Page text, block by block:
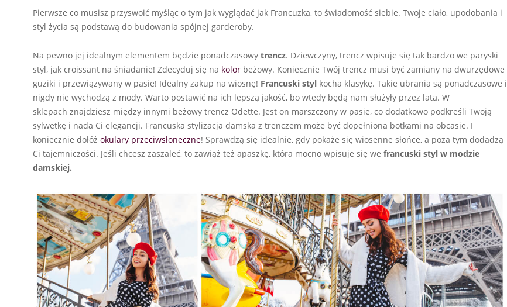
Pierwsze co musisz przyswoić myśląc o tym jak wyglądać jak Francuzka, to świadomość siebie. Twoje ciało, upodobania i
styl życia są podstawą do budowania spójnej garderoby.
Na pewno jej idealnym elementem będzie ponadczasowy trencz. Dziewczyny, trencz wpisuje się tak bardzo we paryski
styl, jak croissant na śniadanie! Zdecyduj się na kolor beżowy. Koniecznie Twój trencz musi być zamiany na dwurzędowe
guziki i przewiązywany w pasie! Idealny zakup na wiosnę! Francuski styl kocha klasykę. Takie ubrania są ponadczasowe i
nigdy nie wychodzą z mody. Warto postawić na ich lepszą jakość, bo wtedy będą nam służyły przez lata. W
sklepach znajdziesz między innymi beżowy trencz Odette. Jest on marszczony w pasie, co dodatkowo podkreśli Twoją
sylwetkę i nada Ci elegancji. Francuska stylizacja damska z trenczem może być dopełniona botkami na obcasie. I
koniecznie dołóż okulary przeciwsłoneczne! Sprawdzą się idealnie, gdy pokaże się wiosenne słońce, a poza tym dodadzą
Ci tajemniczości. Jeśli chcesz zaszaleć, to zawiąż też apaszkę, która mocno wpisuje się we francuski styl w modzie
damskiej.